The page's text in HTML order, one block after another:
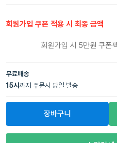
회원가입 쿠폰 적용 시 최종 금액
회원가입 시 5만원 쿠폰
무료배송
15시 까지 주문시 당일 발송
장바구니